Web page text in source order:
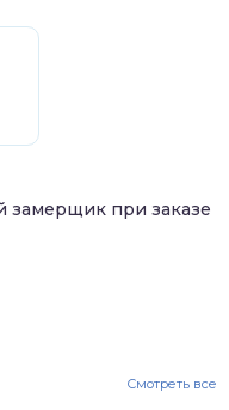
замерщик при заказе
Смотреть все